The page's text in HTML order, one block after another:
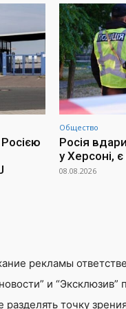
Общество
Росія
у Херсоні,
08.08.2026
рекламы
и “Эксклюзив”
точку